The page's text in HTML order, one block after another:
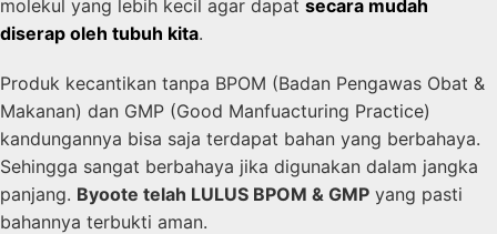
molekul yang lebih kecil agar dapat secara mudah
diserap oleh tubuh kita.
Produk kecantikan tanpa BPOM (Badan Pengawas Obat &
Makanan) dan GMP (Good Manfuacturing Practice)
kandungannya bisa saja terdapat bahan yang berbahaya.
Sehingga sangat berbahaya jika digunakan dalam jangka
panjang. Byoote telah LULUS BPOM & GMP yang pasti
bahannya terbukti aman.